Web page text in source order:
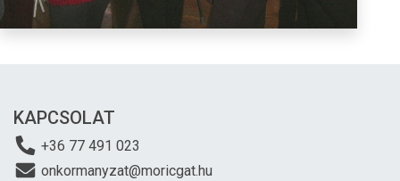
KAPCSOLAT
+36 77 491 023
onkormanyzat@moricgat.hu